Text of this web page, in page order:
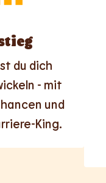
du dich
- mit
und
King.